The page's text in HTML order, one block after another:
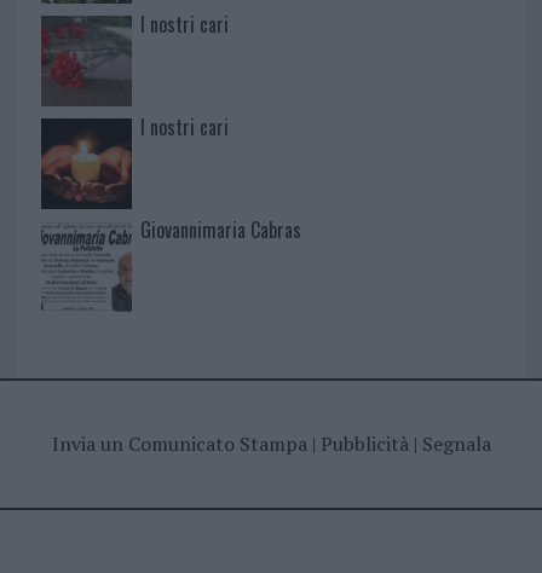
I nostri cari
I nostri cari
Giovannimaria Cabras
Invia un Comunicato Stampa| Pubblicità| Segnala